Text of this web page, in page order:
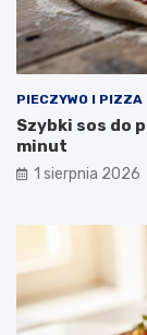
PIECZYWO I PIZZA
Szybki sos do
minut
1 sierpnia 2026